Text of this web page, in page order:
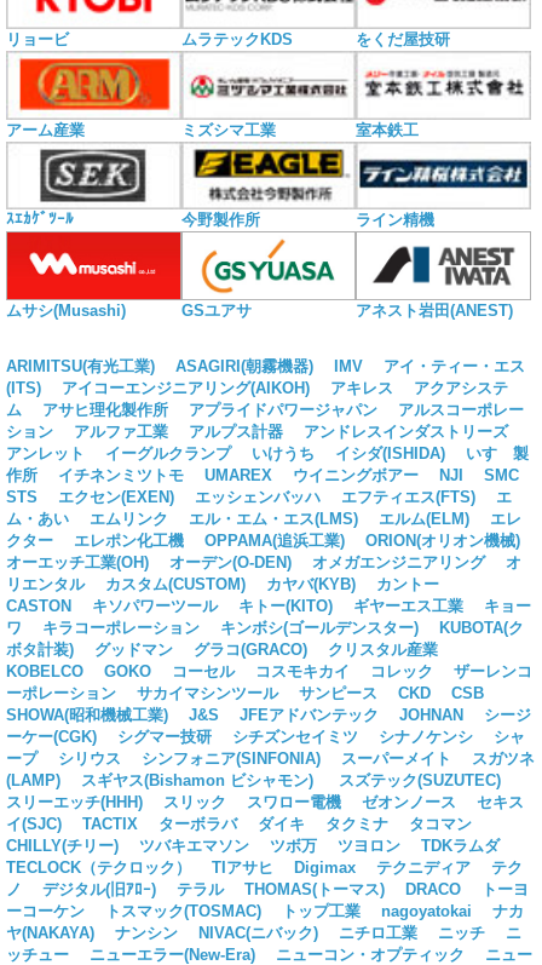
リョービ ムラテックKDS をくだ屋技研
アーム産業 ミズシマ工業 室本鉄工
ｽｴｶｹﾞﾂｰﾙ 今野製作所 ライン精機
ムサシ(Musashi) GSユアサ アネスト岩田(ANEST)
ARIMITSU(有光工業) ASAGIRI(朝霧機器) IMV
アイ・ティー・エス
(ITS)
アイコーエンジニアリング(AIKOH) アキレス
アクアシステ
ム
アサヒ理化製作所 アプライドパワージャパン
アルスコーポレー
ション
アルファ工業 アルプス計器
アンドレスインダストリーズ
アンレット
イーグルクランプ いけうち イシダ(ISHIDA)
いすゞ製
作所
イチネンミツトモ UMAREX ウイニングボアー NJI
SMC
STS
エクセン(EXEN) エッシェンバッハ エフティエス(FTS)
エ
ム・あい
エムリンク エル・エム・エス(LMS) エルム(ELM)
エレ
クター
エレポン化工機 OPPAMA(追浜工業)
ORION(オリオン機械)
オーエッチ工業(OH)
オーデン(O-DEN) オメガエンジニアリング
オ
リエンタル
カスタム(CUSTOM) カヤバ(KYB)
カントー
CASTON
キソパワーツール キトー(KITO) ギヤーエス工業
キョー
ワ
キラコーポレーション キンボシ(ゴールデンスター)
KUBOTA(ク
ボタ計装)
グッドマン グラコ(GRACO)
クリスタル産業
KOBELCO
GOKO コーセル コスモキカイ コレック
ザーレンコ
ーポレーション
サカイマシンツール サンピース CKD
CSB
SHOWA(昭和機械工業)
J&S JFEアドバンテック JOHNAN
シージ
ーケー(CGK)
シグマー技研 シチズンセイミツ シナノケンシ
シャ
ープ
シリウス シンフォニア(SINFONIA) スーパーメイト
スガツネ
(LAMP)
スギヤス(Bishamon ビシャモン)
スズテック(SUZUTEC)
スリーエッチ(HHH)
スリック スワロー電機 ゼオンノース
セキス
イ(SJC)
TACTIX ターボラバ ダイキ タクミナ
タコマン
CHILLY(チリー)
ツバキエマソン ツボ万 ツヨロン
TDKラムダ
TECLOCK（テクロック）
TIアサヒ Digimax テクニディア
テク
ノ
デジタル(旧ｱﾛｰ) テラル THOMAS(トーマス) DRACO
トーヨ
ーコーケン
トスマック(TOSMAC) トップ工業 nagoyatokai
ナカ
ヤ(NAKAYA)
ナンシン NIVAC(ニバック) ニチロ工業 ニッチ
ニ
ッチュー
ニューエラー(New-Era) ニューコン・オプティック
ニュー